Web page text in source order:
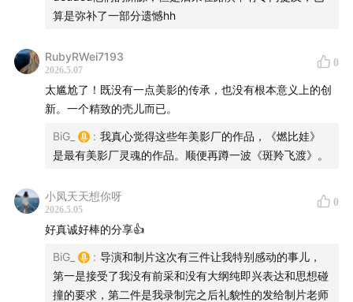
算是弥补了一部分遗憾hh
RubyRWei7193
2026.5.07
0
太尴尬了！既没有一点美影的传承，也没有根本意义上的创
新。一个精致的壳儿而已。
BiG_ : 我真心觉得这些年美影厂的作品，《燃比娃》
是最有美影厂灵魂的作品。顺便再蹲一波《斑羚飞渡》。
小凤天天想你呀
2026.5.05
0
好真诚好棒的分享👍
BiG_ : 导演和制片这次有三件让我特别感动的事儿，
第一是接受了我没有前采和没有大纲纯即兴表达和思想碰
撞的要求，第二件是我录制完之后礼貌性的发给制片老师